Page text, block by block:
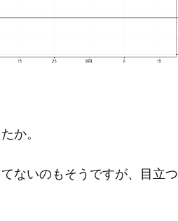
か。
ないのもそうですが、目立つ